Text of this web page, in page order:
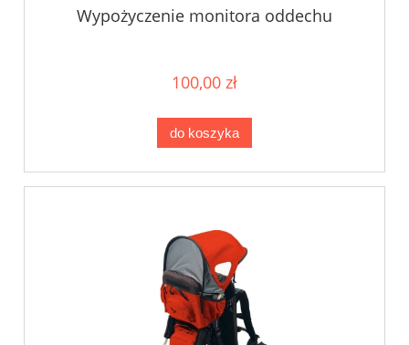
Wypożyczenie monitora oddechu
100,00 zł
do koszyka